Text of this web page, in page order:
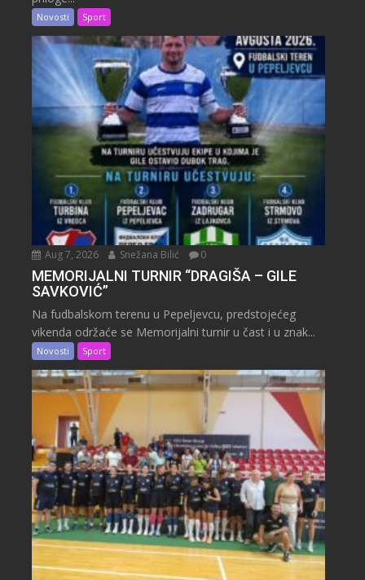
Novosti Sport
Aug 7, 2026 Snežana Bilić 0
MEMORIJALNI TURNIR “DRAGIŠA – GILE
SAVKOVIĆ”
Na fudbalskom terenu u Pepeljevcu, predstojećeg
vikenda održaće se Memorijalni turnir u čast i u znak...
Novosti Sport